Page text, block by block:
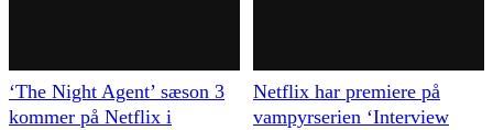
‘The Night Agent’ sæson 3
kommer på Netflix i
Netflix har premiere på
vampyrserien ‘Interview